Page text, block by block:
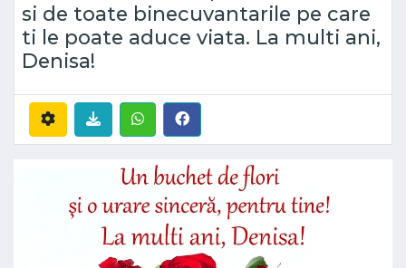
si de toate binecuvantarile pe care
ti le poate aduce viata. La multi ani,
Denisa!